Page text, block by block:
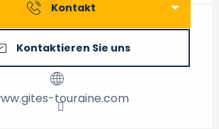
Kontakt
Kontaktieren Sie uns
touraine.com